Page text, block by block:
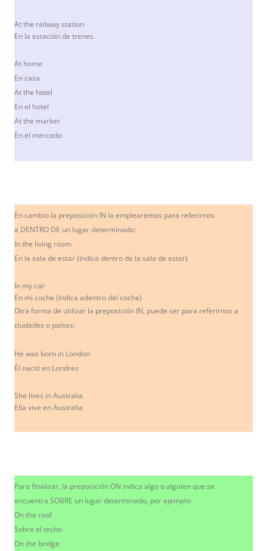
At the railway station
En la estación de trenes
At home
En casa
At the hotel
En el hotel
At the market
En el mercado
En cambio la preposición IN la emplearemos para referirnos
a DENTRO DE un lugar determinado:
In the living room
En la sala de estar (Indica dentro de la sala de estar)
In my car
En mi coche (Indica adentro del coche)
Otra forma de utilizar la preposición IN, puede ser para referirnos a
ciudades o países:
He was born in London
Él nació en Londres
She lives in Australia
Ella vive en Australia
Para finalizar, la preposición ON indica algo o alguien que se
encuentra SOBRE un lugar determinado, por ejemplo:
On the roof
Sobre el techo
On the bridge